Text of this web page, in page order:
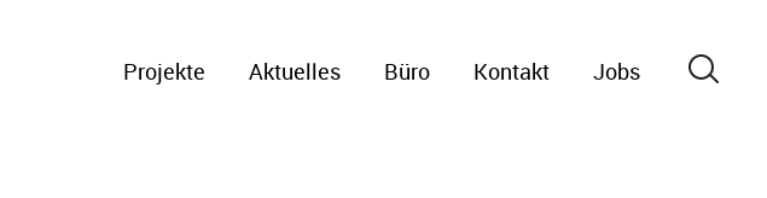
Projekte Aktuelles Büro Kontakt Jobs